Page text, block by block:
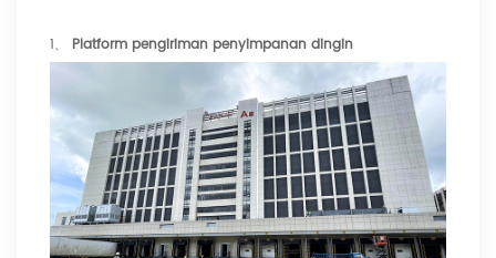
1、 Platform pengiriman penyimpanan dingin